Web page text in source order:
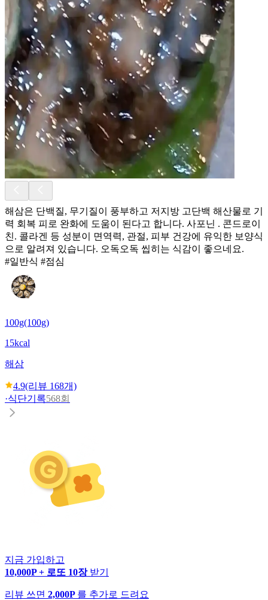
해삼은 단백질, 무기질이 풍부하고 저지방 고단백 해산물로 기
력 회복 피로 완화에 도움이 된다고 합니다. 사포닌 . 콘드로이
친. 콜라겐 등 성분이 면역력, 관절, 피부 건강에 유익한 보양식
으로 알려져 있습니다. 오독오독 씹히는 식감이 좋으네요.
#일반식 #점심
100g(100g)
15kcal
해삼
4.9(리뷰 168개)
·식단기록568회
지금 가입하고
10,000P + 로또 10장 받기
리뷰 쓰면 2,000P 를 추가로 드려요